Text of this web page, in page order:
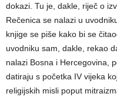
dokazi. Tu je, dakle, riječ o
Rečenica se nalazi u
knjige se piše kako bi se
uvodniku sam, dakle, rekao
nalazi Bosna i Hercegovina,
datiraju s početka IV vijeka
religijskih misli poput